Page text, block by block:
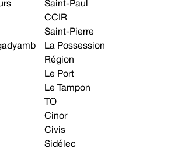
Saint-Paul
CCIR
Saint-Pierre
La Possession
Région
Le Port
Le Tampon
TO
Cinor
Civis
Sidélec